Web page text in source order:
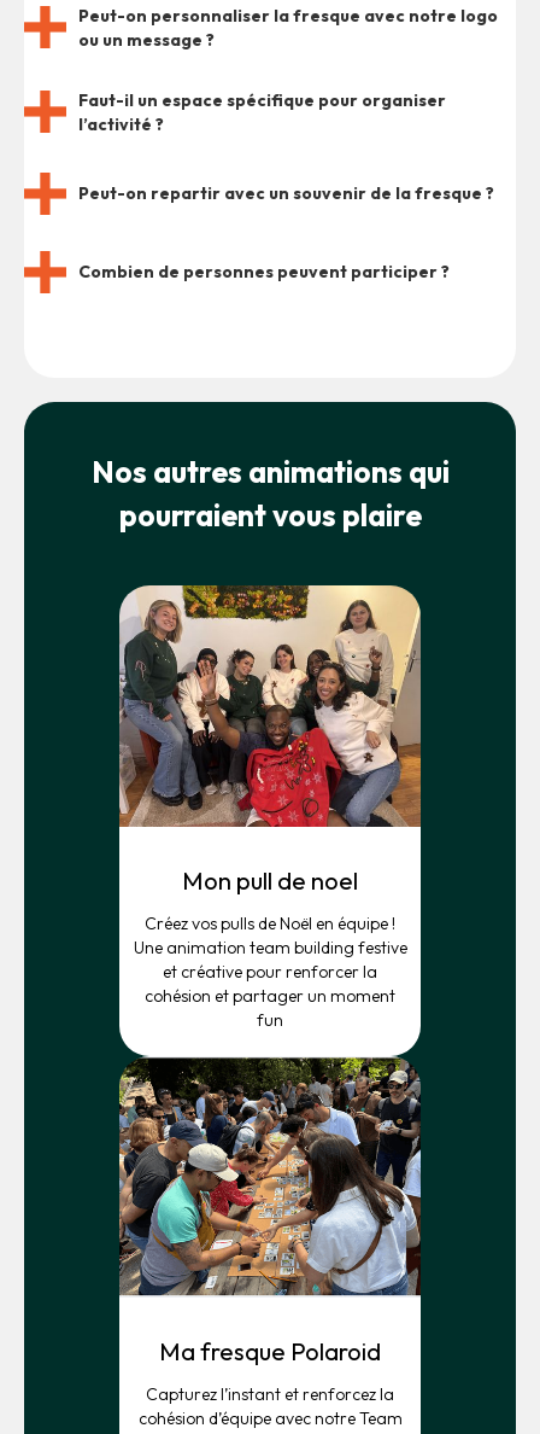
Peut-on personnaliser la fresque avec notre logo
ou un message ?
Faut-il un espace spécifique pour organiser
l’activité ?
Peut-on repartir avec un souvenir de la fresque ?
Combien de personnes peuvent participer ?
Nos autres animations qui
pourraient vous plaire
Mon pull de noel
Créez vos pulls de Noël en équipe !
Une animation team building festive
et créative pour renforcer la
cohésion et partager un moment
fun
Ma fresque Polaroid
Capturez l’instant et renforcez la
cohésion d’équipe avec notre Team